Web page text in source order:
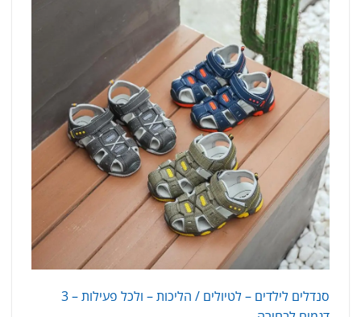
סנדלים לילדים – לטיולים / הליכות – ולכל פעילות – 3